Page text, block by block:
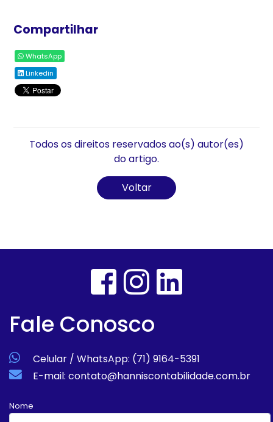
Compartilhar
WhatsApp
Linkedin
Todos os direitos reservados ao(s) autor(es)
do artigo.
Voltar
Fale Conosco
Celular / WhatsApp: (71) 9164-5391
E-mail: contato@hanniscontabilidade.com.br
Nome